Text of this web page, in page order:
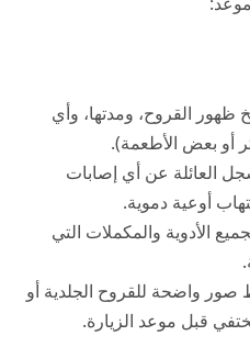
ظهور القروح، ومدتها، وأي
أو بعض الأطعمة).
العائلة عن أي إصابات
أوعية دموية.
الأدوية والمكملات التي
صور واضحة للقروح الجلدية أو
قبل موعد الزيارة.